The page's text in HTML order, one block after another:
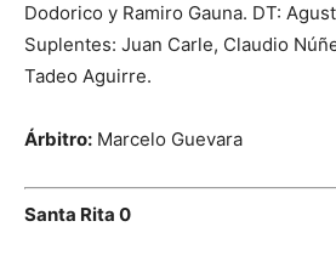
Dodorico y Ramiro Gauna. DT:
Suplentes: Juan Carle, Claudio
Tadeo Aguirre.
Árbitro: Marcelo Guevara
Santa Rita 0